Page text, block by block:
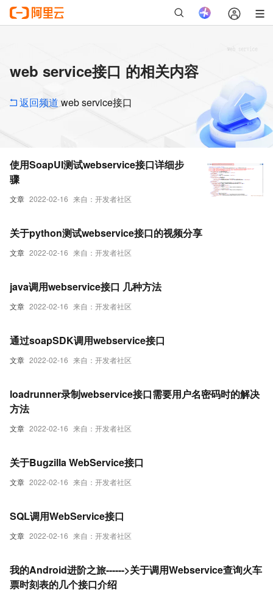
web service接口 的相关内容
返回频道 web service接口
文章 2022-02-16 来自：开发者社区
使用SoapUI测试webservice接口详细步
骤
文章 2022-02-16 来自：开发者社区
关于python测试webservice接口的视频分享
文章 2022-02-16 来自：开发者社区
java调用webservice接口 几种方法
文章 2022-02-16 来自：开发者社区
通过soapSDK调用webservice接口
文章 2022-02-16 来自：开发者社区
loadrunner录制webservice接口需要用户名密码时的解决
方法
文章 2022-02-16 来自：开发者社区
关于Bugzilla WebService接口
文章 2022-02-16 来自：开发者社区
SQL调用WebService接口
我的Android进阶之旅------>关于调用Webservice查询火车
票时刻表的几个接口介绍